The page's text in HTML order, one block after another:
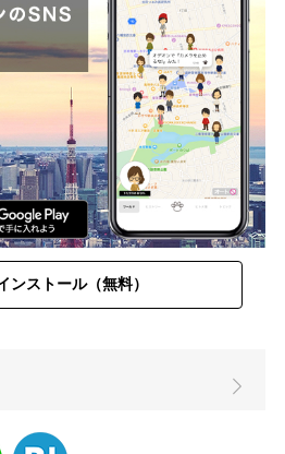
ンストール（無料）